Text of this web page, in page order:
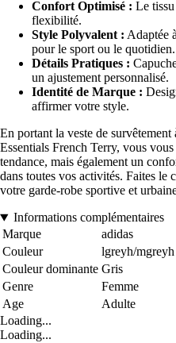
Confort Optimisé : Le
flexibilité.
Style Polyvalent : Adaptée
pour le sport ou le quotidien.
Détails Pratiques :
un ajustement personnalisé.
Identité de Marque :
affirmer votre style.
En portant la veste de
Essentials French Terry, vous
tendance, mais également un
dans toutes vos activités. Faites le
votre garde-robe sportive et
Informations complémentaires
Marque
adidas
Couleur
lgreyh/mgreyh
Couleur dominante Gris
Genre
Femme
Age
Adulte
Loading...
Loading...